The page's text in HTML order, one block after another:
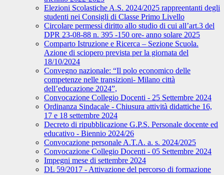
Elezioni Scolastiche A.S. 2024/2025 rappreentanti degli
studenti nei Consigli di Classe Primo Livello
Circolare permessi diritto allo studio di cui all’art.3 del
DPR 23-08-88 n. 395 -150 ore- anno solare 2025
Comparto Istruzione e Ricerca – Sezione Scuola.
Azione di sciopero prevista per la giornata del
18/10/2024
Convegno nazionale: “Il polo economico delle
competenze nelle transizioni- Milano città
dell’educazione 2024”,
Convocazione Collegio Docenti - 25 Settembre 2024
Ordinanza Sindacale - Chiusura attività didattiche 16,
17 e 18 settembre 2024
Decreto di ripubblicazione G.P.S. Personale docente ed
educativo - Biennio 2024/26
Convocazione personale A.T.A. a. s. 2024/2025
Convocazione Collegio Docenti - 05 Settembre 2024
Impegni mese di settembre 2024
DL 59/2017 - Attivazione del percorso di formazione